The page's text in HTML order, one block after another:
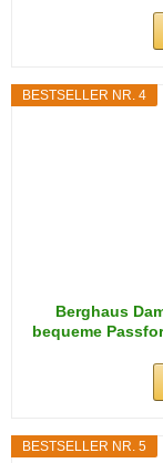
BESTSELLER NR. 4
Berghaus
bequeme
BESTSELLER NR. 5